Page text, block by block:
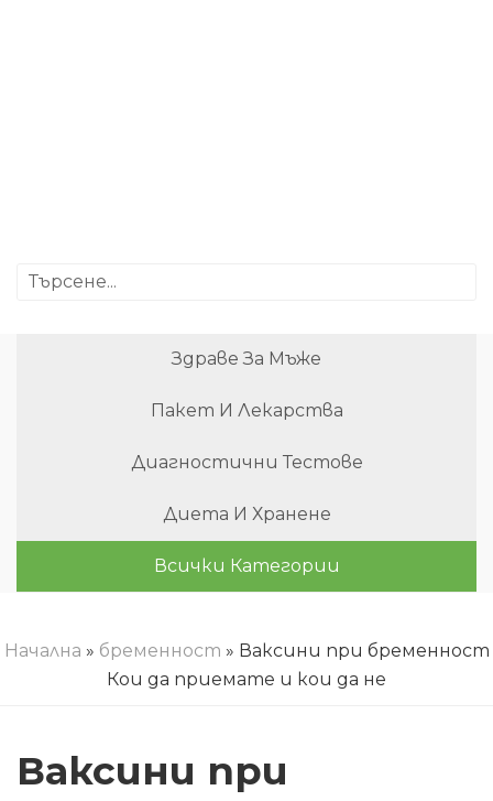
Здраве За Мъже
Пакет И Лекарства
Диагностични Тестове
Диета И Хранене
Всички Категории
Начална » бременност » Ваксини при бременност
Кои да приемате и кои да не
Ваксини при